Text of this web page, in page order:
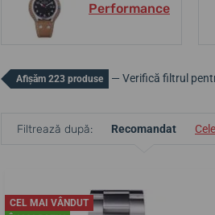
Performance
Afișăm 223 produse — Verifică filtrul
Filtrează după: Recomandat
CEL MAI VÂNDUT